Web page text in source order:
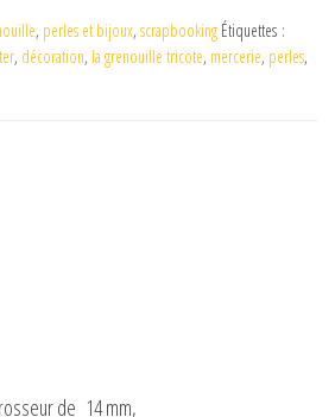
, perles et bijoux, scrapbooking Étiquettes :
, décoration, la grenouille tricote, mercerie, perles,
de 14 mm,